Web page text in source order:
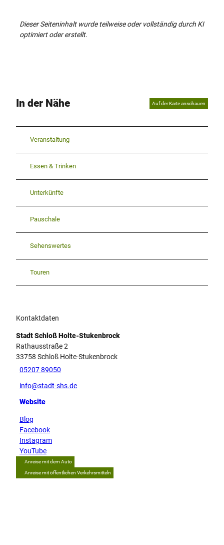
Dieser Seiteninhalt wurde teilweise oder vollständig durch KI
optimiert oder erstellt.
In der Nähe Auf der Karte anschauen
Veranstaltung
Essen & Trinken
Unterkünfte
Pauschale
Sehenswertes
Touren
Kontaktdaten
Stadt Schloß Holte-Stukenbrock
Rathausstraße 2
33758 Schloß Holte-Stukenbrock
05207 89050
info@stadt-shs.de
Website
Blog
Facebook
Instagram
YouTube
Anreise mit dem Auto
Anreise mit öffentlichen Verkehrsmitteln